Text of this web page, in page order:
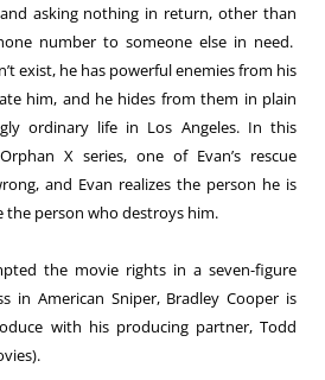
asking nothing in return, other than
number to someone else in need.
exist, he has powerful enemies from his
him, and he hides from them in plain
ordinary life in Los Angeles. In this
X series, one of Evan’s rescue
and Evan realizes the person he is
the person who destroys him.
the movie rights in a seven-figure
in American Sniper, Bradley Cooper is
with his producing partner, Todd